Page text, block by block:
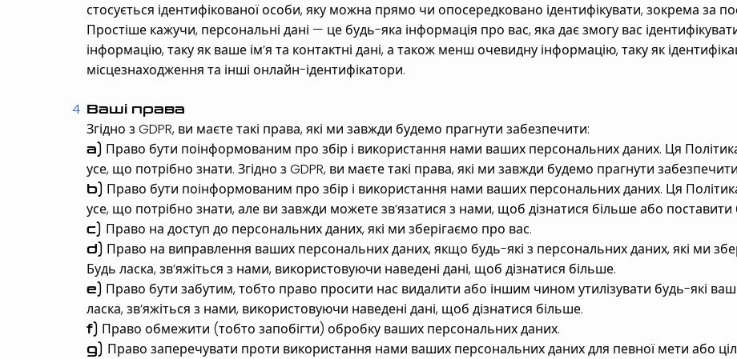
стосується ідентифікованої особи, яку можна прямо чи опосередковано ідентифікувати, зокрема за
Простіше кажучи, персональні дані — це будь-яка інформація про вас, яка дає змогу вас
інформацію, таку як ваше ім’я та контактні дані, а також менш очевидну інформацію, таку як
місцезнаходження та інші онлайн-ідентифікатори.
Ваші права
Згідно з GDPR, ви маєте такі права, які ми завжди будемо прагнути забезпечити:
a) Право бути поінформованим про збір і використання нами ваших персональних даних. Ця
усе, що потрібно знати. Згідно з GDPR, ви маєте такі права, які ми завжди будемо прагнути
b) Право бути поінформованим про збір і використання нами ваших персональних даних. Ця
усе, що потрібно знати, але ви завжди можете зв’язатися з нами, щоб дізнатися більше або поставити
c) Право на доступ до персональних даних, які ми зберігаємо про вас.
d) Право на виправлення ваших персональних даних, якщо будь-які з персональних даних, які ми
Будь ласка, зв’яжіться з нами, використовуючи наведені дані, щоб дізнатися більше.
e) Право бути забутим, тобто право просити нас видалити або іншим чином утилізувати будь-які
ласка, зв’яжіться з нами, використовуючи наведені дані, щоб дізнатися більше.
f) Право обмежити (тобто запобігти) обробку ваших персональних даних.
g) Право заперечувати проти використання нами ваших персональних даних для певної мети або